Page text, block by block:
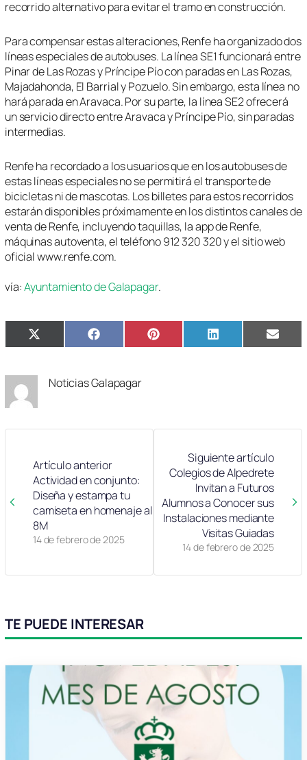
recorrido alternativo para evitar el tramo en construcción.
Para compensar estas alteraciones, Renfe ha organizado dos
líneas especiales de autobuses. La línea SE1 funcionará entre
Pinar de Las Rozas y Príncipe Pío con paradas en Las Rozas,
Majadahonda, El Barrial y Pozuelo. Sin embargo, esta línea no
hará parada en Aravaca. Por su parte, la línea SE2 ofrecerá
un servicio directo entre Aravaca y Príncipe Pío, sin paradas
intermedias.
Renfe ha recordado a los usuarios que en los autobuses de
estas líneas especiales no se permitirá el transporte de
bicicletas ni de mascotas. Los billetes para estos recorridos
estarán disponibles próximamente en los distintos canales de
venta de Renfe, incluyendo taquillas, la app de Renfe,
máquinas autoventa, el teléfono 912 320 320 y el sitio web
oficial www.renfe.com.
vía:Ayuntamiento de Galapagar.
Compartir
en
X
(Twitter)
Compartir
en
Facebook Compartir
en
Pinterest Compartir
en
LinkedIn
en
Email
Noticias Galapagar
Artículo anterior
14 de febrero de 2025
Actividad en conjunto:
Diseña y estampa tu
camiseta en homenaje al
8M
Siguiente artículo
14 de febrero de 2025
Colegios de Alpedrete
Invitan a Futuros
Alumnos a Conocer sus
Instalaciones mediante
Visitas Guiadas
TE PUEDE INTERESAR